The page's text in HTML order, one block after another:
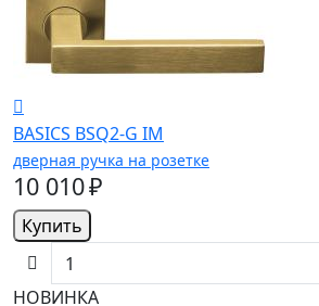
BASICS BSQ2-G IM
дверная ручка на розетке
10 010 ₽
Купить
НОВИНКА